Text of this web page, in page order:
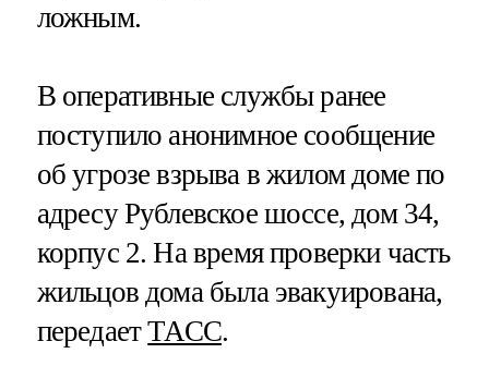
ложным.
В оперативные службы ранее
поступило анонимное сообщение
об угрозе взрыва в жилом доме по
адресу Рублевское шоссе, дом 34,
корпус 2. На время проверки часть
жильцов дома была эвакуирована,
передаетТАСС.